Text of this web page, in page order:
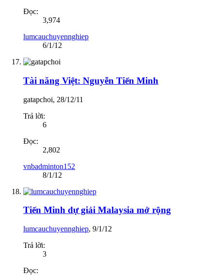
Đọc:
3,974
lumcauchuyennghiep
6/1/12
Tài năng Việt: Nguyễn Tiến Minh
gatapchoi, 28/12/11
Trả lời:
6
Đọc:
2,802
vnbadminton152
8/1/12
Tiến Minh dự giải Malaysia mở rộng
lumcauchuyennghiep, 9/1/12
Trả lời:
3
Đọc: